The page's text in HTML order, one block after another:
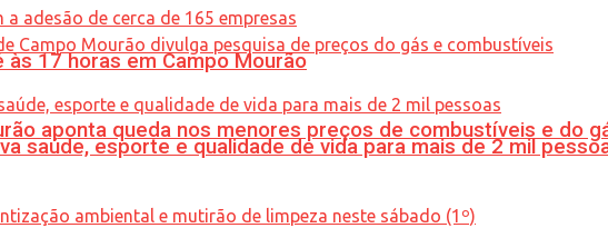
aponta queda nos menores preços de combustíveis e do
17 horas em Campo Mourão
saúde, esporte e qualidade de vida para mais de 2 mil